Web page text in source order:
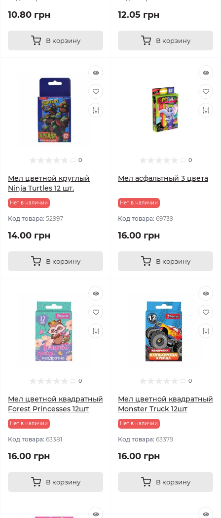
10.80 грн
В корзину
12.05 грн
В корзину
0
Мел цветной круглый
Ninja Turtles 12 шт.
Нет в наличии
Код товара: 52997
14.00 грн
В корзину
0
Мел асфальтный 3 цвета
Нет в наличии
Код товара: 69739
16.00 грн
В корзину
0
Мел цветной квадратный
Forest Princesses 12шт
Нет в наличии
Код товара: 63381
16.00 грн
В корзину
0
Мел цветной квадратный
Monster Truck 12шт
Нет в наличии
Код товара: 63379
16.00 грн
В корзину